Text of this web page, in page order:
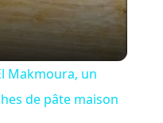
Makmoura, un
de pâte maison